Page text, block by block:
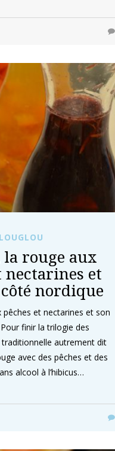
la rouge aux
nectarines et
nordique
pêches et nectarines et son
finir la trilogie des
traditionnelle autrement dit
avec des pêches et des
alcool à l’hibicus…